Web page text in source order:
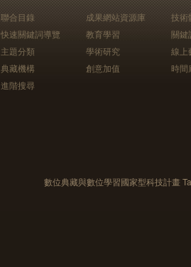
聯合目錄
快速關鍵詞導覽
主題分類
典藏機構
進階搜尋
成果網站資源庫
教育學習
學術研究
創意加值
技術
關鍵
線上
時間
數位典藏與數位學習國家型科技計畫